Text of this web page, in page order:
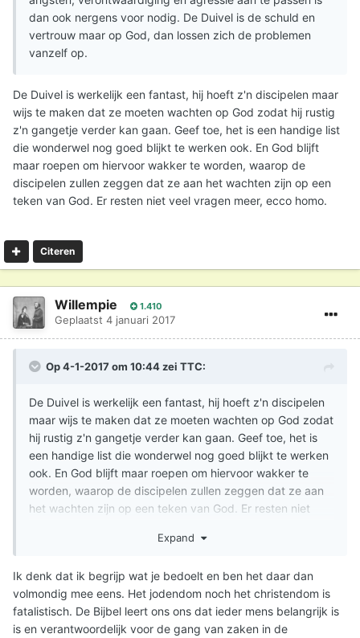
dan ook nergens voor nodig. De Duivel is de schuld en
vertrouw maar op God, dan lossen zich de problemen
vanzelf op.
De Duivel is werkelijk een fantast, hij hoeft z'n discipelen maar
wijs te maken dat ze moeten wachten op God zodat hij rustig
z'n gangetje verder kan gaan. Geef toe, het is een handige list
die wonderwel nog goed blijkt te werken ook. En God blijft
maar roepen om hiervoor wakker te worden, waarop de
discipelen zullen zeggen dat ze aan het wachten zijn op een
teken van God. Er resten niet veel vragen meer, ecco homo.
Citeren
Willempie 1.410
Geplaatst 4 januari 2017
Op 4-1-2017 om 10:44 zei TTC:
De Duivel is werkelijk een fantast, hij hoeft z'n discipelen
maar wijs te maken dat ze moeten wachten op God zodat
hij rustig z'n gangetje verder kan gaan. Geef toe, het is
een handige list die wonderwel nog goed blijkt te werken
ook. En God blijft maar roepen om hiervoor wakker te
worden, waarop de discipelen zullen zeggen dat ze aan
het wachten zijn op een teken van God. Er resten niet
Expand
Ik denk dat ik begrijp wat je bedoelt en ben het daar dan
volmondig mee eens. Het jodendom noch het christendom is
fatalistisch. De Bijbel leert ons ons dat ieder mens belangrijk is
is en verantwoordelijk voor de gang van zaken in de